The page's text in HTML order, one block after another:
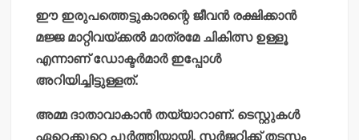
ഈ ഇരുപത്തെട്ടുകാരന്റെ ജീവന്‍ രക്ഷിക്കാന്‍
മജ്ജ മാറ്റിവയ്ക്കല്‍ മാത്രമേ ചികിത്സ ഉള്ളൂ
എന്നാണ് ഡോക്ടര്‍മാര്‍ ഇപ്പോള്‍
അറിയിച്ചിട്ടുള്ളത്.
അമ്മ ദാതാവാകാന്‍ തയ്യാറാണ്. ടെസ്റ്റുകള്‍
ഏറെക്കുറെ പൂര്‍ത്തിയായി. സര്‍ജറിക്ക് തടസം